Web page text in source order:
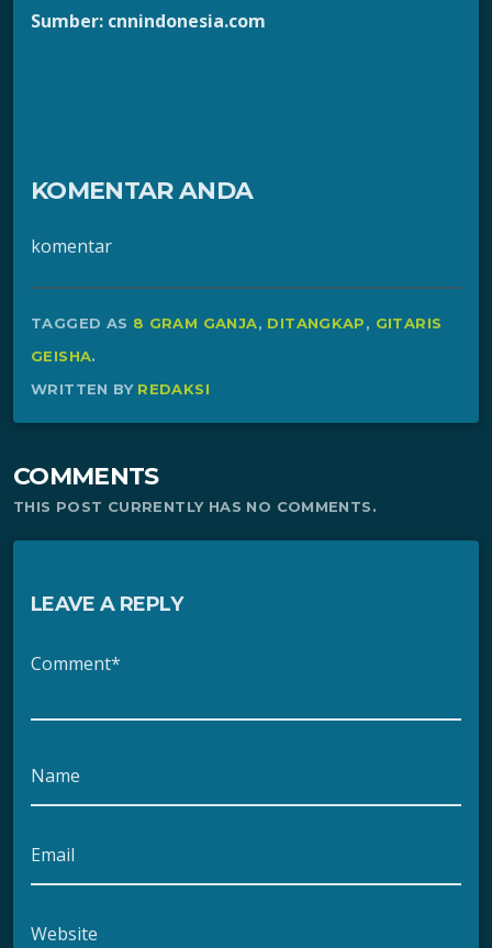
Sumber: cnnindonesia.com
KOMENTAR ANDA
komentar
TAGGED AS 8 GRAM GANJA, DITANGKAP, GITARIS
GEISHA.
WRITTEN BY REDAKSI
COMMENTS
THIS POST CURRENTLY HAS NO COMMENTS.
LEAVE A REPLY
Comment*
Name
Email
Website